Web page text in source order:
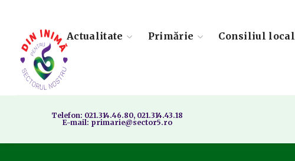
Actualitate Primărie Consiliul local
Telefon: 021.314.46.80, 021.314.43.18
E-mail: primarie@sector5.ro